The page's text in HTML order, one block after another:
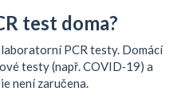
test doma?
PCR testy. Domácí
testy (např. COVID‑19) a
není zaručena.